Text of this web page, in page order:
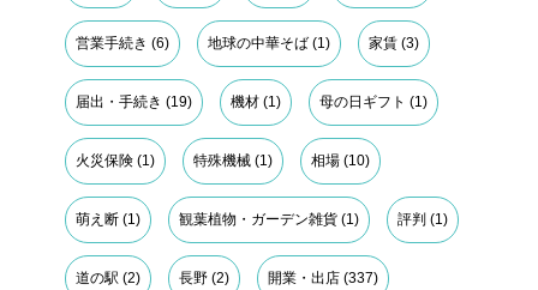
営業手続き (6) 地球の中華そば (1) 家賃 (3)
届出・手続き (19) 機材 (1) 母の日ギフト (1)
火災保険 (1) 特殊機械 (1) 相場 (10)
萌え断 (1) 観葉植物・ガーデン雑貨 (1) 評判 (1)
道の駅 (2) 長野 (2) 開業・出店 (337)